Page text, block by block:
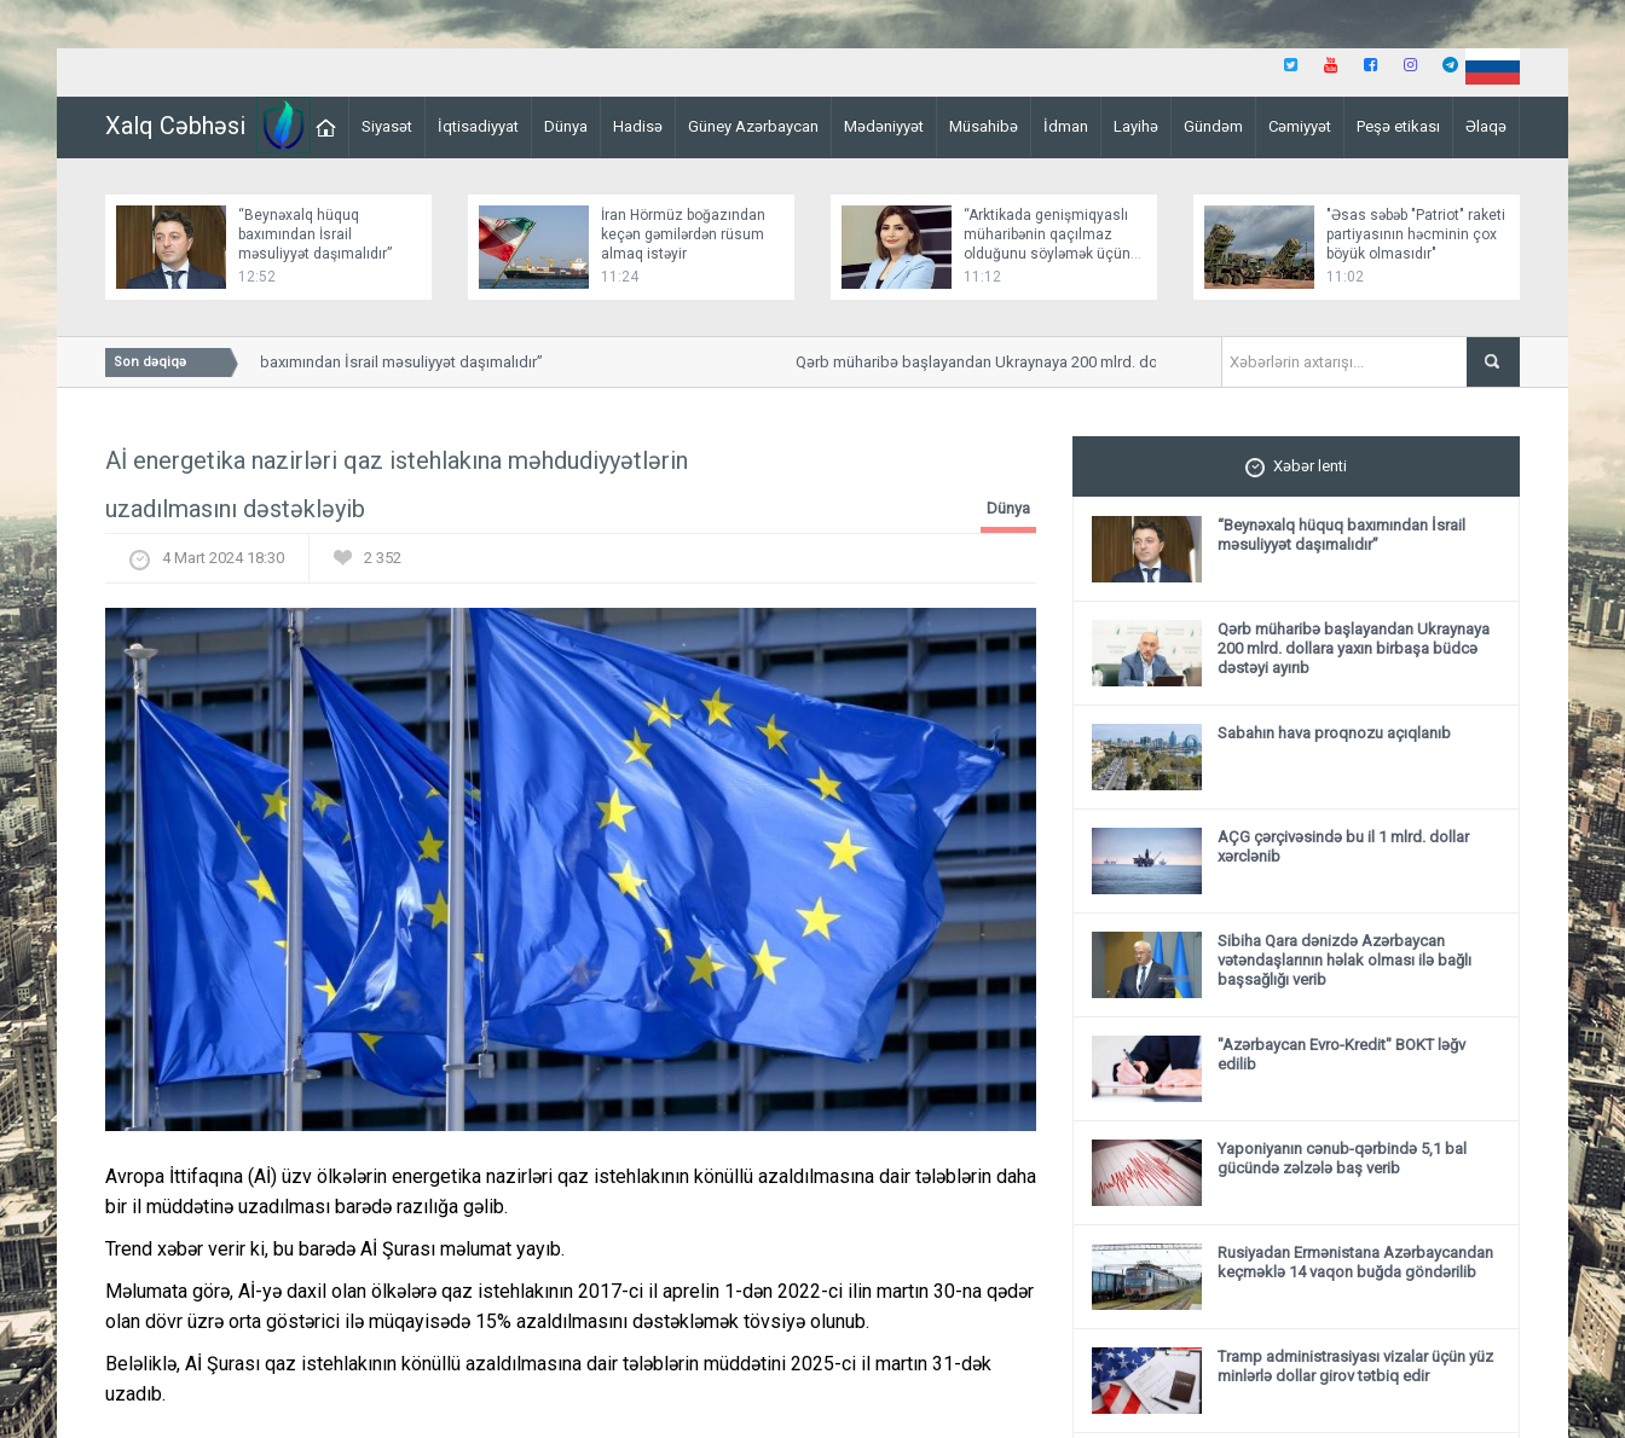
Xalq Cəbhəsi Siyasət İqtisadiyyat Dünya Hadisə Güney Azərbaycan Mədəniyyət Müsahibə İdman Layihə Gündəm Cəmiyyət Peşə etikası Əlaqə
“Beynəxalq hüquq
baxımından İsrail
məsuliyyət daşımalıdır”
12:52
İran Hörmüz boğazından
keçən gəmilərdən rüsum
almaq istəyir
11:24
“Arktikada genişmiqyaslı
müharibənin qaçılmaz
olduğunu söyləmək üçün
əsaslı faktlar yoxdur”
11:12
"Əsas səbəb "Patriot" raketi
partiyasının həcminin çox
böyük olmasıdır"
11:02
Son dəqiqə
“Beynəxalq hüquq baxımından İsrail məsuliyyət daşımalıdır” Qərb müharibə başlayandan Ukraynaya 200 mlrd. dollara yaxın birbaşa büdcə dəstəyi ayırıb Sabahın hava proqnozu
Aİ energetika nazirləri qaz istehlakına məhdudiyyətlərin
uzadılmasını dəstəkləyib
Dünya
4 Mart 2024 18:30 2 352
Avropa İttifaqına (Aİ) üzv ölkələrin energetika nazirləri qaz istehlakının könüllü azaldılmasına dair tələblərin daha
bir il müddətinə uzadılması barədə razılığa gəlib.
Trend xəbər verir ki, bu barədə Aİ Şurası məlumat yayıb.
Məlumata görə, Aİ-yə daxil olan ölkələrə qaz istehlakının 2017-ci il aprelin 1-dən 2022-ci ilin martın 30-na qədər
olan dövr üzrə orta göstərici ilə müqayisədə 15% azaldılmasını dəstəkləmək tövsiyə olunub.
Beləliklə, Aİ Şurası qaz istehlakının könüllü azaldılmasına dair tələblərin müddətini 2025-ci il martın 31-dək
uzadıb.
Xəbər lenti
“Beynəxalq hüquq baxımından İsrail
məsuliyyət daşımalıdır”
Qərb müharibə başlayandan Ukraynaya
200 mlrd. dollara yaxın birbaşa büdcə
dəstəyi ayırıb
Sabahın hava proqnozu açıqlanıb
AÇG çərçivəsində bu il 1 mlrd. dollar
xərclənib
Sibiha Qara dənizdə Azərbaycan
vətəndaşlarının həlak olması ilə bağlı
başsağlığı verib
"Azərbaycan Evro-Kredit" BOKT ləğv
edilib
Yaponiyanın cənub-qərbində 5,1 bal
gücündə zəlzələ baş verib
Rusiyadan Ermənistana Azərbaycandan
keçməklə 14 vaqon buğda göndərilib
Tramp administrasiyası vizalar üçün yüz
minlərlə dollar girov tətbiq edir